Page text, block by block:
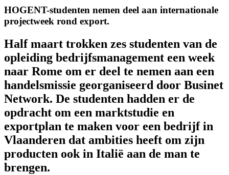
HOGENT-studenten nemen deel aan internationale
projectweek rond export.
Half maart trokken zes studenten van de
opleiding bedrijfsmanagement een week
naar Rome om er deel te nemen aan een
handelsmissie georganiseerd door Businet
Network. De studenten hadden er de
opdracht om een marktstudie en
exportplan te maken voor een bedrijf in
Vlaanderen dat ambities heeft om zijn
producten ook in Italië aan de man te
brengen.